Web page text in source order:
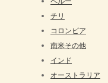
チリ
コロンビア
南米その他
インド
オーストラリア